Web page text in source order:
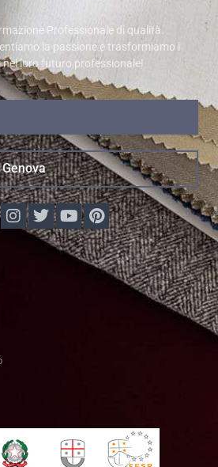
Professionale di qualità.
la passione e trasformiamo i
loro futuro professionale!